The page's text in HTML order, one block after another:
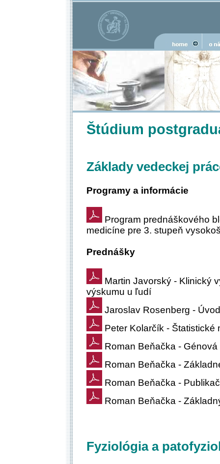
Štúdium
Základy vedeckej
Programy a informácie
Program prednáškového
medicíne pre 3. stupeň
Prednášky
Martin Javorský - Klinický
výskumu u ľudí
Jaroslav Rosenberg -
Peter Kolarčík -
Roman Beňačka - Génová
Roman Beňačka -
Roman Beňačka -
Roman Beňačka -
Fyziológia a